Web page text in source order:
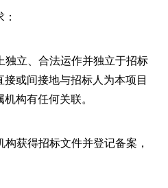
独立、合法运作并独立于招标
或间接地与招标人为本项目
构有任何关联。
获得招标文件并登记备案，